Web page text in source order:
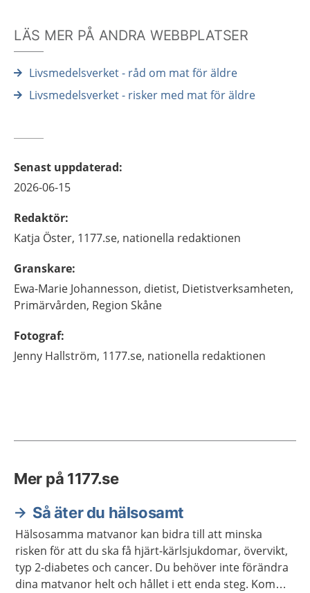
LÄS MER PÅ ANDRA WEBBPLATSER
Livsmedelsverket - råd om mat för äldre
Livsmedelsverket - risker med mat för äldre
Senast uppdaterad:
2026-06-15
Redaktör:
Katja Öster, 1177.se, nationella redaktionen
Granskare:
Ewa-Marie Johannesson, dietist, Dietistverksamheten,
Primärvården, Region Skåne
Fotograf:
Jenny Hallström, 1177.se, nationella redaktionen
Mer på 1177.se
Så äter du hälsosamt
Hälsosamma matvanor kan bidra till att minska
risken för att du ska få hjärt-kärlsjukdomar, övervikt,
typ 2-diabetes och cancer. Du behöver inte förändra
dina matvanor helt och hållet i ett enda steg. Kom